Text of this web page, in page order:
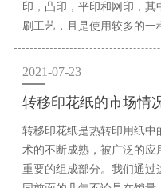
印，凸印，平印和网印，
刷工艺，且是使用较多的一
2021-07-23
转移印花纸的市场情
转移印花纸是热转印用纸
术的不断成熟，被广泛的应
重要的组成部分。我们通